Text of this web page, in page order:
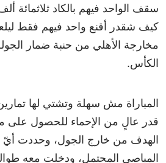
سقف الواحد فيهم بالكاد ثلاثمائة
كيف شقدر أقنع واحد فيهم فقط
مخارجة الأهلي من حنبة ضمار
الكأس.
المباراة مش سهلة وتشتي لها
قدر عالٍ من الإحماء للحصول على
الهدف من خارج الجول، وحددت
المباصي المحتمل، ودخلت معه